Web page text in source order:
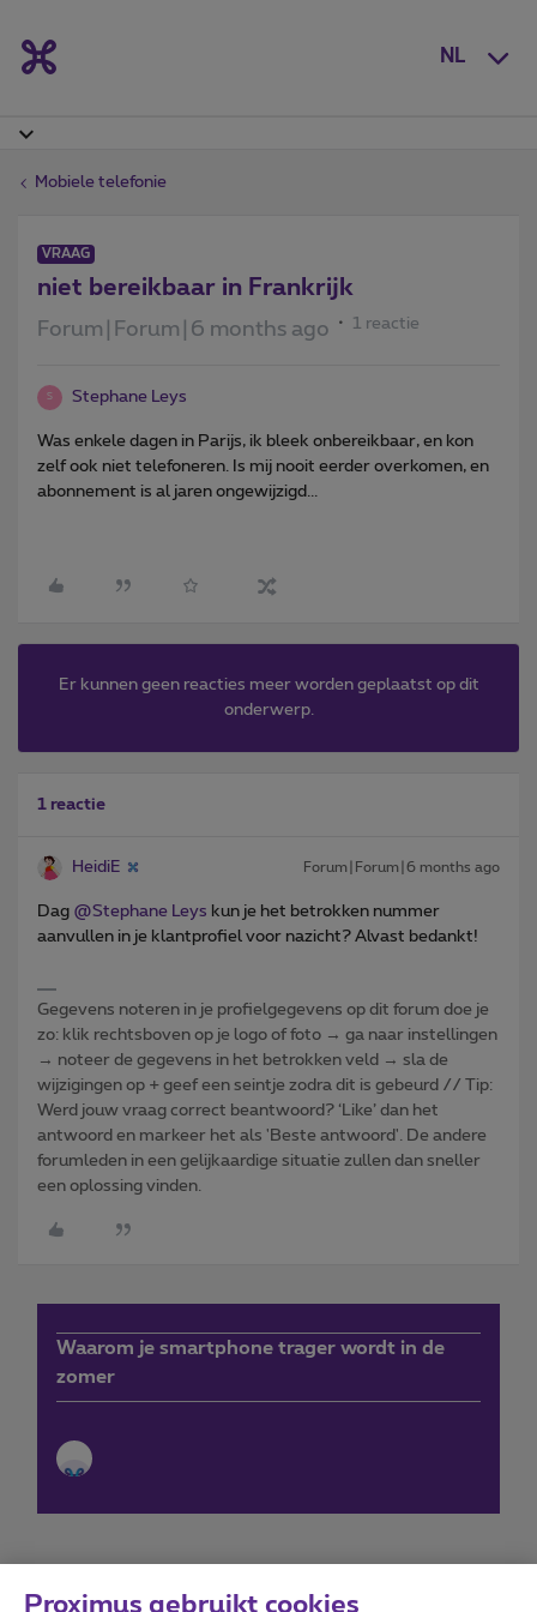
NL
Mobiele telefonie
VRAAG
niet bereikbaar in Frankrijk
Forum|Forum|6 months ago 1 reactie
S Stephane Leys
Was enkele dagen in Parijs, ik bleek onbereikbaar, en kon
zelf ook niet telefoneren. Is mij nooit eerder overkomen, en
abonnement is al jaren ongewijzigd...
Er kunnen geen reacties meer worden geplaatst op dit
onderwerp.
1 reactie
HeidiE Forum|Forum|6 months ago
Dag ​ @Stephane Leys kun je het betrokken nummer
aanvullen in je klantprofiel voor nazicht? Alvast bedankt!
Gegevens noteren in je profielgegevens op dit forum doe je
zo: klik rechtsboven op je logo of foto → ga naar instellingen
→ noteer de gegevens in het betrokken veld → sla de
wijzigingen op + geef een seintje zodra dit is gebeurd // Tip:
Werd jouw vraag correct beantwoord? ‘Like’ dan het
antwoord en markeer het als 'Beste antwoord'. De andere
forumleden in een gelijkaardige situatie zullen dan sneller
een oplossing vinden.
Waarom je smartphone trager wordt in de
zomer
Proximus gebruikt cookies